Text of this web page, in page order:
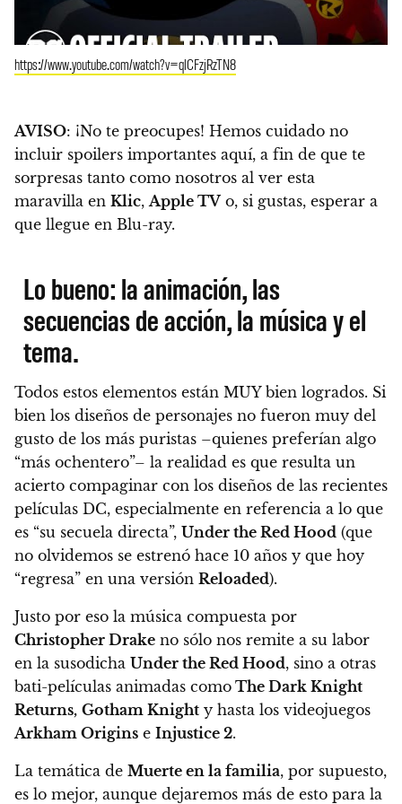
https://www.youtube.com/watch?v=qlCFzjRzTN8
AVISO: ¡No te preocupes! Hemos cuidado no
incluir spoilers importantes aquí, a fin de que te
sorpresas tanto como nosotros al ver esta
maravilla en Klic, Apple TVo, si gustas, esperar a
que llegue en Blu-ray.
Lo bueno: la animación, las
secuencias de acción, la música y el
tema.
Todos estos elementos están MUY bien logrados. Si
bien los diseños de personajes no fueron muy del
gusto de los más puristas –quienes preferían algo
“más ochentero”– la realidad es que resulta un
acierto compaginar con los diseños de las recientes
películas DC, especialmente en referencia a lo que
es “su secuela directa”, Under the Red Hood (que
no olvidemos se estrenó hace 10 años y que hoy
“regresa” en una versión Reloaded).
Justo por eso la música compuesta por
Christopher Drake no sólo nos remite a su labor
en la susodicha Under the Red Hood, sino a otras
bati-películas animadas como The Dark Knight
Returns, Gotham Knight y hasta los videojuegos
Arkham Origins e Injustice 2.
La temática de Muerte en la familia, por supuesto,
es lo mejor, aunque dejaremos más de esto para la